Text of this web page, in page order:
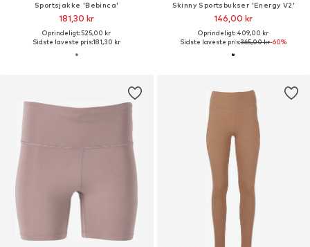
Sportsjakke 'Bebinca'
181,30 kr
Oprindeligt: 525,00 kr
Sidste laveste pris:181,30 kr
Skinny Sportsbukser 'Energy V2'
146,00 kr
Oprindeligt: 409,00 kr
Sidste laveste pris:365,00 kr-60%